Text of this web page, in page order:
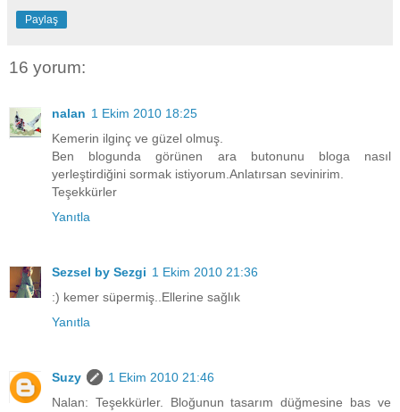
Paylaş
16 yorum:
nalan 1 Ekim 2010 18:25
Kemerin ilginç ve güzel olmuş.
Ben blogunda görünen ara butonunu bloga nasıl
yerleştirdiğini sormak istiyorum.Anlatırsan sevinirim.
Teşekkürler
Yanıtla
Sezsel by Sezgi 1 Ekim 2010 21:36
:) kemer süpermiş..Ellerine sağlık
Yanıtla
Suzy
1 Ekim 2010 21:46
Nalan: Teşekkürler. Bloğunun tasarım düğmesine bas ve